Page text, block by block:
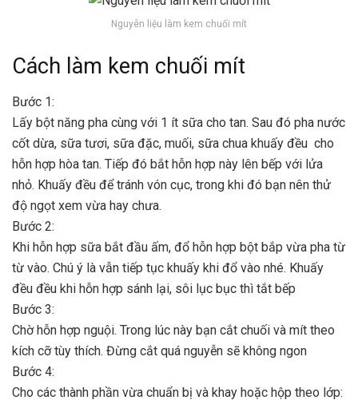
Nguyên liệu làm kem chuối mít
Cách làm kem chuối mít
Bước 1:
Lấy bột năng pha cùng với 1 ít sữa cho tan. Sau đó pha nước
cốt dừa, sữa tươi, sữa đặc, muối, sữa chua khuấy đều cho
hỗn hợp hòa tan. Tiếp đó bắt hỗn hợp này lên bếp với lửa
nhỏ. Khuấy đều để tránh vón cục, trong khi đó bạn nên thử
độ ngọt xem vừa hay chưa.
Bước 2:
Khi hỗn hợp sữa bắt đầu ấm, đổ hỗn hợp bột bắp vừa pha từ
từ vào. Chú ý là vẫn tiếp tục khuấy khi đổ vào nhé. Khuấy
đều đều khi hỗn hợp sánh lại, sôi lục bục thì tắt bếp
Bước 3:
Chờ hỗn hợp nguội. Trong lúc này bạn cắt chuối và mít theo
kích cỡ tùy thích. Đừng cắt quá nguyễn sẽ không ngon
Bước 4:
Cho các thành phần vừa chuẩn bị và khay hoặc hộp theo lớp: